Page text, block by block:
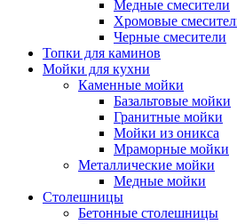
Медные смесители
Хромовые
Черные смесители
Топки для каминов
Мойки для кухни
Каменные мойки
Базальтовые мойки
Гранитные мойки
Мойки из оникса
Мраморные мойки
Металлические мойки
Медные мойки
Столешницы
Бетонные столешницы